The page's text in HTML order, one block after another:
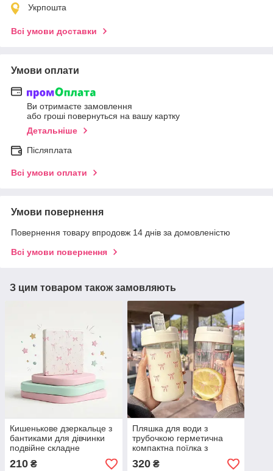
Укрпошта
Всі умови доставки
Умови оплати
Ви отримаєте замовлення
або гроші повернуться на вашу картку
Детальніше
Післяплата
Всі умови оплати
Умови повернення
Повернення товару впродовж 14 днів за домовленістю
Всі умови повернення
З цим товаром також замовляють
Кишенькове дзеркальце з
бантиками для дівчинки
подвійне складне
компактне для сумочки
210 ₴
Пляшка для води з
трубочкою герметична
компактна поїлка з
бантиками для дівчат
320₴